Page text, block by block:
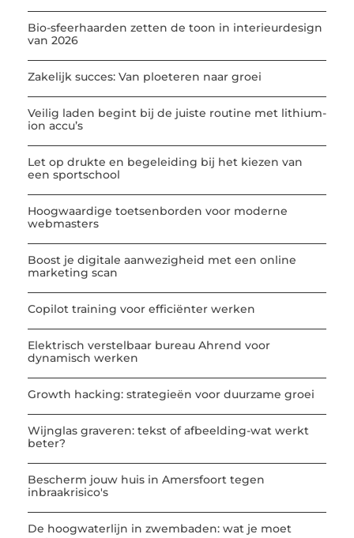
Bio-sfeerhaarden zetten de toon in interieurdesign
van 2026
Zakelijk succes: Van ploeteren naar groei
Veilig laden begint bij de juiste routine met lithium-
ion accu’s
Let op drukte en begeleiding bij het kiezen van
een sportschool
Hoogwaardige toetsenborden voor moderne
webmasters
Boost je digitale aanwezigheid met een online
marketing scan
Copilot training voor efficiënter werken
Elektrisch verstelbaar bureau Ahrend voor
dynamisch werken
Growth hacking: strategieën voor duurzame groei
Wijnglas graveren: tekst of afbeelding-wat werkt
beter?
Bescherm jouw huis in Amersfoort tegen
inbraakrisico's
De hoogwaterlijn in zwembaden: wat je moet